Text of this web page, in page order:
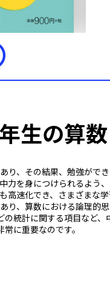
生の算数
り、その結果、勉強がで
力を身につけられるよう
高速化でき、さまざまな
り、算数における論理的
統計に関する項目など
に重要なのです。